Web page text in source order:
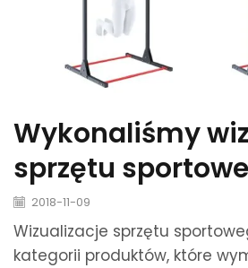
Wykonaliśmy
sprzętu
2018-11-09
Wizualizacje sprzętu
kategorii produktów, które